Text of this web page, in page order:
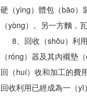
硬（yìng）體包（bāo）
（yòng）。另一方麵，
8、回收（shōu）利用
（róng）器及其內襯
回（huí）收和加工的費
回收利用已經成為一（